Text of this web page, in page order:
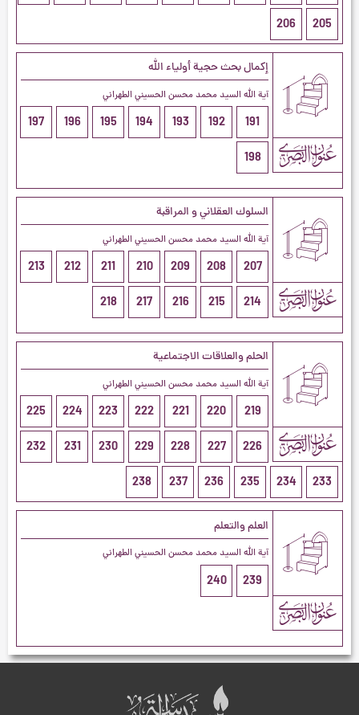
205
206
إكمال بحث حجية أولياء الله
آية الله السيد محمد محسن الحسيني الطهراني
191
192
193
194
195
196
197
198
السلوك العقلاني و المراقبة
آية الله السيد محمد محسن الحسيني الطهراني
207
208
209
210
211
212
213
214
215
216
217
218
الحلم والعلاقات الاجتماعية
آية الله السيد محمد محسن الحسيني الطهراني
219
220
221
222
223
224
225
226
227
228
229
230
231
232
233
234
235
236
237
238
العلم والتعلم
آية الله السيد محمد محسن الحسيني الطهراني
239
240